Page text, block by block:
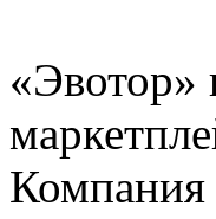
«Эвотор»
Компания